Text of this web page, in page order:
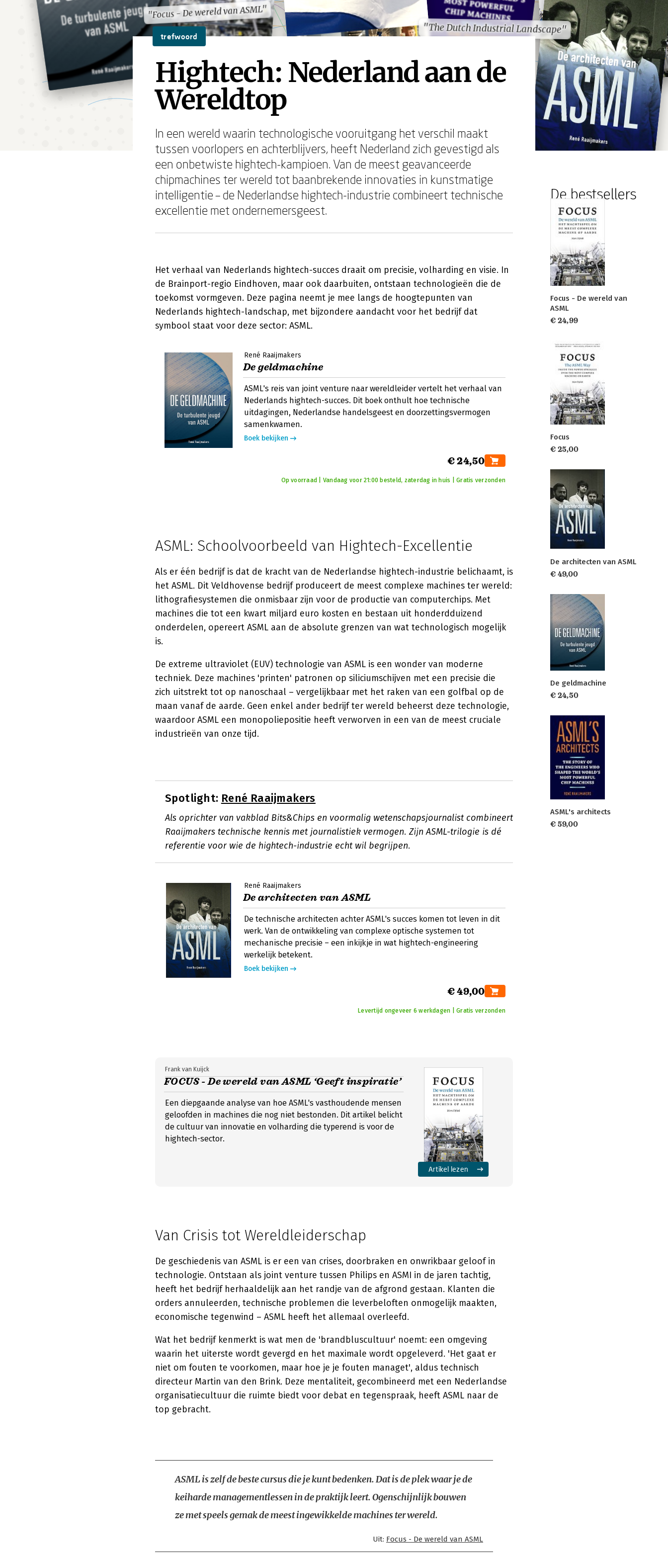
"Focus - De wereld van ASML"
"The Dutch Industrial Landscape"
"Focus - De wereld van ASML"
"The Dutch Industrial Landscape"
trefwoord
Hightech: Nederland aan de
Wereldtop
In een wereld waarin technologische vooruitgang het verschil maakt
tussen voorlopers en achterblijvers, heeft Nederland zich gevestigd als
een onbetwiste hightech-kampioen. Van de meest geavanceerde
chipmachines ter wereld tot baanbrekende innovaties in kunstmatige
intelligentie – de Nederlandse hightech-industrie combineert technische
excellentie met ondernemersgeest.
Het verhaal van Nederlands hightech-succes draait om precisie, volharding en visie. In
de Brainport-regio Eindhoven, maar ook daarbuiten, ontstaan technologieën die de
toekomst vormgeven. Deze pagina neemt je mee langs de hoogtepunten van
Nederlands hightech-landschap, met bijzondere aandacht voor het bedrijf dat
symbool staat voor deze sector: ASML.
René Raaijmakers
De geldmachine
ASML's reis van joint venture naar wereldleider vertelt het verhaal van
Nederlands hightech-succes. Dit boek onthult hoe technische
uitdagingen, Nederlandse handelsgeest en doorzettingsvermogen
samenkwamen.
Boek bekijken
€ 24,50
Op voorraad | Vandaag voor 21:00 besteld, zaterdag in huis | Gratis verzonden
ASML: Schoolvoorbeeld van Hightech-Excellentie
Als er één bedrijf is dat de kracht van de Nederlandse hightech-industrie belichaamt, is
het ASML. Dit Veldhovense bedrijf produceert de meest complexe machines ter wereld:
lithografiesystemen die onmisbaar zijn voor de productie van computerchips. Met
machines die tot een kwart miljard euro kosten en bestaan uit honderdduizend
onderdelen, opereert ASML aan de absolute grenzen van wat technologisch mogelijk
is.
De extreme ultraviolet (EUV) technologie van ASML is een wonder van moderne
techniek. Deze machines 'printen' patronen op siliciumschijven met een precisie die
zich uitstrekt tot op nanoschaal – vergelijkbaar met het raken van een golfbal op de
maan vanaf de aarde. Geen enkel ander bedrijf ter wereld beheerst deze technologie,
waardoor ASML een monopoliepositie heeft verworven in een van de meest cruciale
industrieën van onze tijd.
Spotlight: René Raaijmakers
Als oprichter van vakblad Bits&Chips en voormalig wetenschapsjournalist combineert
Raaijmakers technische kennis met journalistiek vermogen. Zijn ASML-trilogie is dé
referentie voor wie de hightech-industrie echt wil begrijpen.
René Raaijmakers
De architecten van ASML
De technische architecten achter ASML's succes komen tot leven in dit
werk. Van de ontwikkeling van complexe optische systemen tot
mechanische precisie – een inkijkje in wat hightech-engineering
werkelijk betekent.
Boek bekijken
€ 49,00
Levertijd ongeveer 6 werkdagen | Gratis verzonden
FOCUS - De wereld van ASML ‘Geeft inspiratie’
Frank van Kuijck
Een diepgaande analyse van hoe ASML's vasthoudende mensen
geloofden in machines die nog niet bestonden. Dit artikel belicht
de cultuur van innovatie en volharding die typerend is voor de
hightech-sector.
Artikel lezen
Van Crisis tot Wereldleiderschap
De geschiedenis van ASML is er een van crises, doorbraken en onwrikbaar geloof in
technologie. Ontstaan als joint venture tussen Philips en ASMI in de jaren tachtig,
heeft het bedrijf herhaaldelijk aan het randje van de afgrond gestaan. Klanten die
orders annuleerden, technische problemen die leverbeloften onmogelijk maakten,
economische tegenwind – ASML heeft het allemaal overleefd.
Wat het bedrijf kenmerkt is wat men de 'brandbluscultuur' noemt: een omgeving
waarin het uiterste wordt gevergd en het maximale wordt opgeleverd. 'Het gaat er
niet om fouten te voorkomen, maar hoe je je fouten managet', aldus technisch
directeur Martin van den Brink. Deze mentaliteit, gecombineerd met een Nederlandse
organisatiecultuur die ruimte biedt voor debat en tegenspraak, heeft ASML naar de
top gebracht.
ASML is zelf de beste cursus die je kunt bedenken. Dat is de plek waar je de
keiharde managementlessen in de praktijk leert. Ogenschijnlijk bouwen
ze met speels gemak de meest ingewikkelde machines ter wereld.
Uit: Focus - De wereld van ASML
De bestsellers
Focus - De wereld van
ASML
€ 24,99
Focus
€ 25,00
De architecten van ASML
€ 49,00
De geldmachine
€ 24,50
ASML's architects
€ 59,00